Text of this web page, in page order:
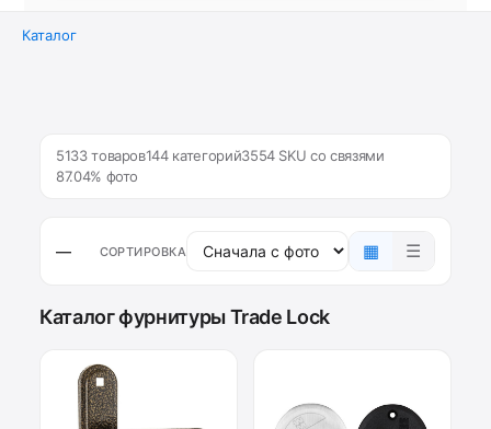
Каталог
5133 товаров144 категорий3554 SKU со связями
87.04% фото
— СОРТИРОВКА ▦ ☰
Каталог фурнитуры Trade Lock